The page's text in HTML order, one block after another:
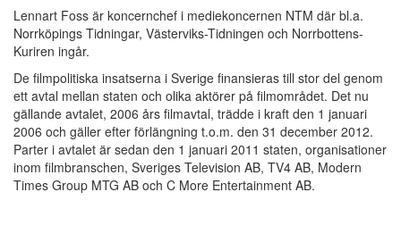
Lennart Foss är koncernchef i mediekoncernen NTM där bl.a.
Norrköpings Tidningar, Västerviks-Tidningen och Norrbottens-
Kuriren ingår.
De filmpolitiska insatserna i Sverige finansieras till stor del genom
ett avtal mellan staten och olika aktörer på filmområdet. Det nu
gällande avtalet, 2006 års filmavtal, trädde i kraft den 1 januari
2006 och gäller efter förlängning t.o.m. den 31 december 2012.
Parter i avtalet är sedan den 1 januari 2011 staten, organisationer
inom filmbranschen, Sveriges Television AB, TV4 AB, Modern
Times Group MTG AB och C More Entertainment AB.